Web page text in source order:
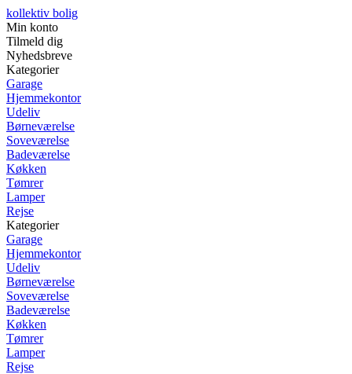
kollektiv bolig
Min konto
Tilmeld dig
Nyhedsbreve
Kategorier
Garage
Hjemmekontor
Udeliv
Børneværelse
Soveværelse
Badeværelse
Køkken
Tømrer
Lamper
Rejse
Kategorier
Garage
Hjemmekontor
Udeliv
Børneværelse
Soveværelse
Badeværelse
Køkken
Tømrer
Lamper
Rejse